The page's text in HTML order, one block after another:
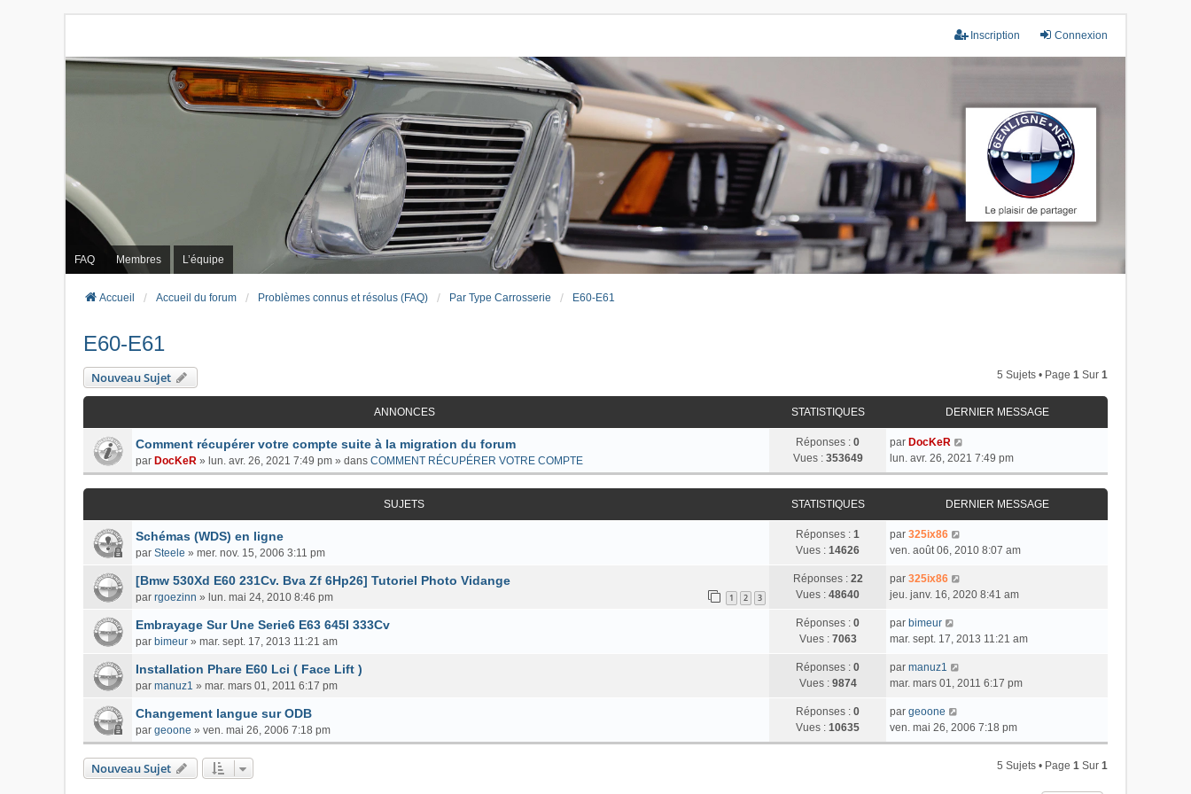
Connexion
Inscription
FAQ Membres L’équipe
Accueil Accueil du forum Problèmes connus et résolus (FAQ) Par Type Carrosserie E60-E61
E60-E61
Nouveau Sujet 5 Sujets • Page 1 Sur 1
ANNONCES STATISTIQUES DERNIER MESSAGE
Comment récupérer votre compte suite à la migration du forum
par DocKeR » lun. avr. 26, 2021 7:49 pm » dans COMMENT RÉCUPÉRER VOTRE COMPTE
Réponses : 0
Vues : 353649
par DocKeR
lun. avr. 26, 2021 7:49 pm
SUJETS STATISTIQUES DERNIER MESSAGE
Schémas (WDS) en ligne
par Steele » mer. nov. 15, 2006 3:11 pm
Réponses : 1
Vues : 14626
par 325ix86
ven. août 06, 2010 8:07 am
[Bmw 530Xd E60 231Cv. Bva Zf 6Hp26] Tutoriel Photo Vidange
par rgoezinn » lun. mai 24, 2010 8:46 pm 1 2 3
Réponses : 22
Vues : 48640
par 325ix86
jeu. janv. 16, 2020 8:41 am
Embrayage Sur Une Serie6 E63 645I 333Cv
par bimeur » mar. sept. 17, 2013 11:21 am
Réponses : 0
Vues : 7063
par bimeur
mar. sept. 17, 2013 11:21 am
Installation Phare E60 Lci ( Face Lift )
par manuz1 » mar. mars 01, 2011 6:17 pm
Réponses : 0
Vues : 9874
par manuz1
mar. mars 01, 2011 6:17 pm
Changement langue sur ODB
par geoone » ven. mai 26, 2006 7:18 pm
Réponses : 0
Vues : 10635
par geoone
ven. mai 26, 2006 7:18 pm
Nouveau Sujet 5 Sujets • Page 1 Sur 1